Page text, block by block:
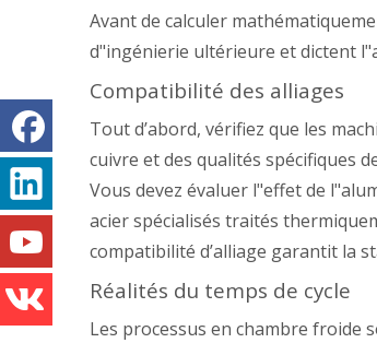
Avant de calculer
d"ingénierie ultérieure et dictent
Compatibilité des alliages
Tout d’abord, vérifiez que les
cuivre et des qualités spécifiques
Vous devez évaluer l"effet de
acier spécialisés traités
compatibilité d’alliage garantit la
Réalités du temps de cycle
Les processus en chambre froide